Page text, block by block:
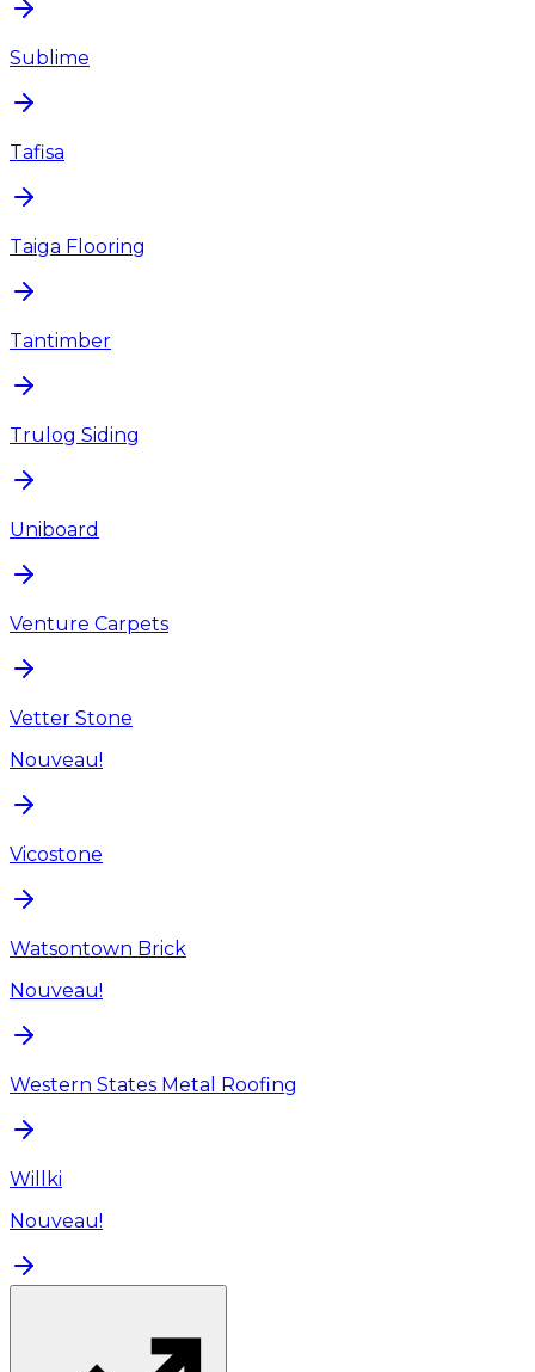
Sublime
Tafisa
Taiga Flooring
Tantimber
Trulog Siding
Uniboard
Venture Carpets
Vetter Stone
Nouveau!
Vicostone
Watsontown Brick
Nouveau!
Western States Metal Roofing
Willki
Nouveau!